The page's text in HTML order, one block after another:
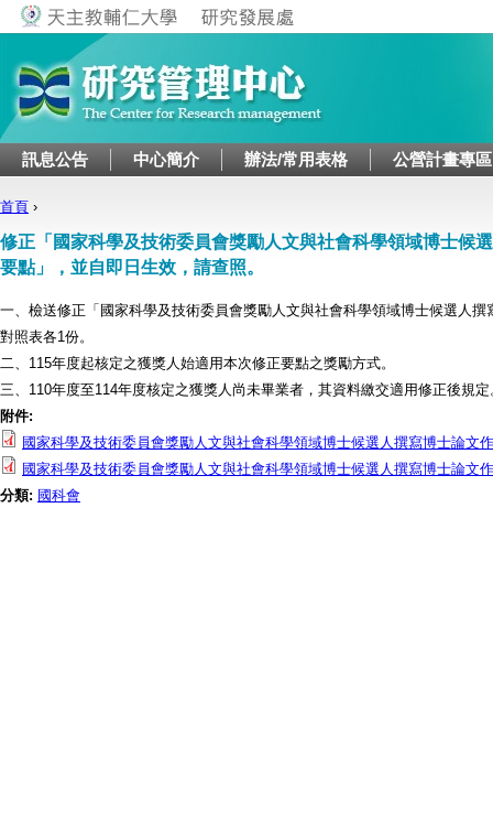
Jump to navigation
訊息公告 中心簡介 辦法/常用表格 公營計畫專區
您在這裡
首頁 ›
修正「國家科學及技術委員會獎勵人文與社會科學領域博士候
要點」，並自即日生效，請查照。
一、檢送修正「國家科學及技術委員會獎勵人文與社會科學領域博士候選人撰
對照表各1份。
二、115年度起核定之獲獎人始適用本次修正要點之獎勵方式。
三、110年度至114年度核定之獲獎人尚未畢業者，其資料繳交適用修正後規定
附件:
國家科學及技術委員會獎勵人文與社會科學領域博士候選人撰寫博士論文
國家科學及技術委員會獎勵人文與社會科學領域博士候選人撰寫博士論文
分類: 國科會